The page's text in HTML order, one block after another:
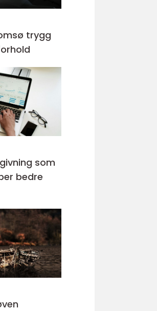
trygg
som
bedre